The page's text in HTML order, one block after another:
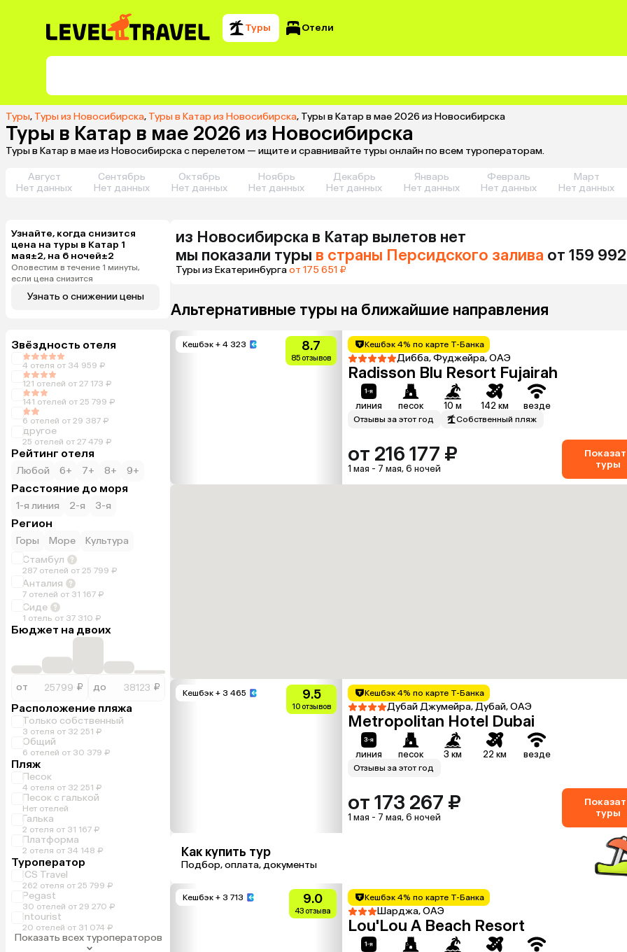
Туры Отели
Туры, Туры из Новосибирска, Туры в Катар из Новосибирска, Туры в Катар в мае 2026 из Новосибирска
Туры в Катар в мае 2026 из Новосибирска
Туры в Катар в мае из Новосибирска с перелетом — ищите и сравнивайте туры онлайн по всем туроператорам.
Август
Нет данных
Сентябрь
Нет данных
Октябрь
Нет данных
Ноябрь
Нет данных
Декабрь
Нет данных
Январь
Нет данных
Февраль
Нет данных
Март
Нет данных
Узнайте, когда снизится
цена на туры в Катар 1
мая±2, на 6 ночей±2
Оповестим в течение 1 минуты,
если цена снизится
Узнать о снижении цены
Звёздность отеля
4 отеля от 34 959 ₽
121 отелей от 27 173 ₽
141 отелей от 25 799 ₽
6 отелей от 29 387 ₽
другое
25 отелей от 27 479 ₽
Рейтинг отеля
Любой 6+ 7+ 8+ 9+
Расстояние до моря
1-я линия 2-я 3-я
Регион
Горы Море
Культура
Стамбул
287 отелей от 25 799 ₽
Анталия
7 отелей от 31 167 ₽
Сиде
1 отель от 37 310 ₽
Бюджет на двоих
от ₽ до ₽
Расположение пляжа
Только собственный
3 отеля от 32 251 ₽
Общий
6 отелей от 30 379 ₽
Пляж
Песок
4 отеля от 32 251 ₽
Песок с галькой
Нет отелей
Галька
2 отеля от 31 167 ₽
Платформа
2 отеля от 34 148 ₽
Туроператор
ICS Travel
262 отеля от 25 799 ₽
Pegast
30 отелей от 29 270 ₽
Intourist
20 отелей от 31 074 ₽
Показать всех туроператоров
из Новосибирска в Катар вылетов нет
мы показали туры в страны Персидского залива от 159
Туры из Екатеринбургаот 175 651 ₽
Альтернативные туры на ближайшие направления
Кешбэк + 4 323 8.7
85 отзывов
Кешбэк 4% по карте Т-Банка
Дибба, Фуджейра, ОАЭ
Radisson Blu Resort Fujairah
линия песок 10 м 142 км везде
Отзывы за этот год Собственный пляж
от 216 177 ₽
1 мая - 7 мая, 6 ночей
туры
Кешбэк + 3 465 9.5
10 отзывов
Кешбэк 4% по карте Т-Банка
Дубай Джумейра, Дубай, ОАЭ
Metropolitan Hotel Dubai
линия песок 3 км 22 км везде
Отзывы за этот год
от 173 267 ₽
1 мая - 7 мая, 6 ночей
туры
Как купить тур
Подбор, оплата, документы
Кешбэк + 3 713 9.0
43 отзыва
Кешбэк 4% по карте Т-Банка
Шарджа, ОАЭ
Lou'Lou A Beach Resort